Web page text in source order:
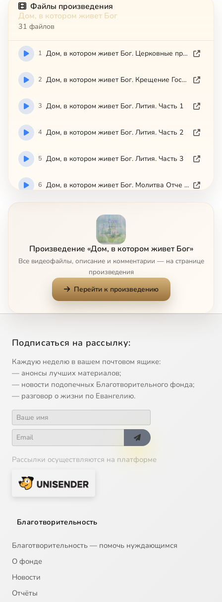
Файлы произведения
Дом, в котором живет Бог
31 файлов
1 Дом, в котором живет Бог. Церковные праздники
2 Дом, в котором живет Бог. Крещение Господне
3 Дом, в котором живет Бог. Лития. Часть 1
4 Дом, в котором живет Бог. Лития. Часть 2
5 Дом, в котором живет Бог. Лития. Часть 3
6 Дом, в котором живет Бог. Молитва Отче Наш. Часть 2
9 Дом, в котором живет Бог. О совершении Таинства миропомазания
11 Дом, в котором живет Бог. О таинстве исповеди
12
14
15 Дом, в котором живет Бог. Паримия
16
19
21
Произведение «Дом, в котором живет Бог»
Все видеофайлы, описание и комментарии — на странице
произведения
Перейти к произведению
Подписаться на рассылку:
Каждую неделю в вашем почтовом ящике:
— анонсы лучших материалов;
— новости подопечных Благотворительного фонда;
— разговор о жизни по Евангелию.
Рассылки осуществляются на платформе
Благотворительность
Благотворительность — помочь нуждающимся
О фонде
Новости
Отчёты